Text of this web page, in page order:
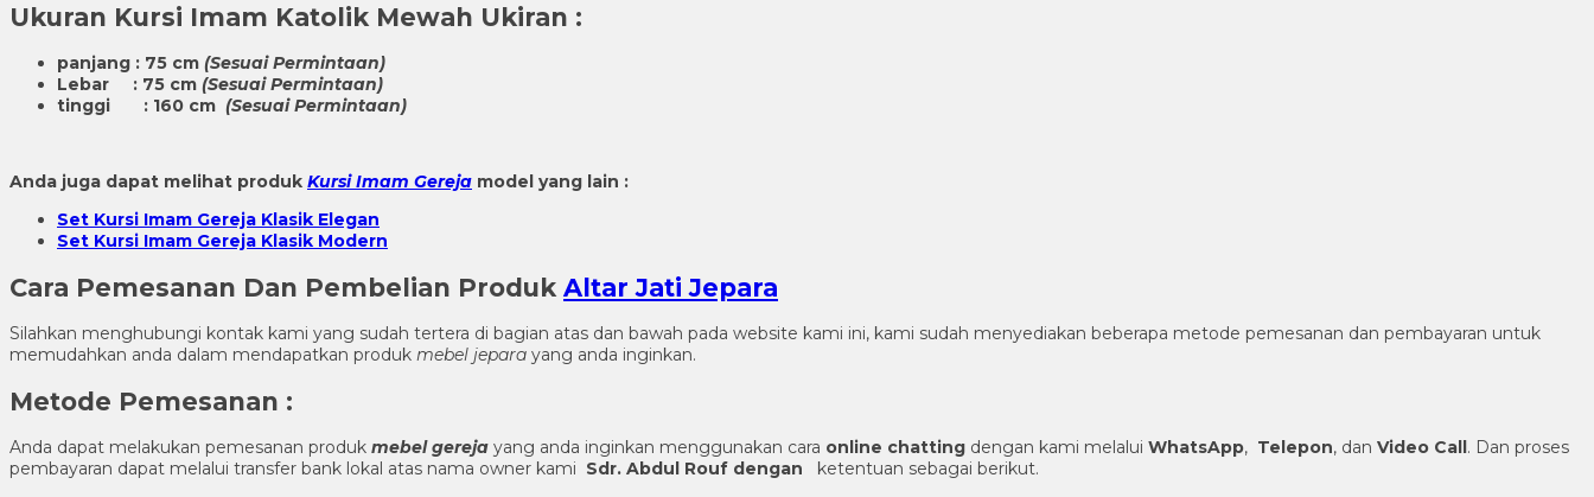
Ukuran Kursi Imam Katolik Mewah Ukiran :
panjang : 75 cm (Sesuai Permintaan)
Lebar : 75 cm (Sesuai Permintaan)
tinggi : 160 cm (Sesuai Permintaan)
Anda juga dapat melihat produk Kursi Imam Gereja model yang lain :
Set Kursi Imam Gereja Klasik Elegan
Set Kursi Imam Gereja Klasik Modern
Cara Pemesanan Dan Pembelian Produk Altar Jati Jepara
Silahkan menghubungi kontak kami yang sudah tertera di bagian atas dan bawah pada website kami ini, kami sudah menyediakan beberapa metode pemesanan dan pembayaran untuk
memudahkan anda dalam mendapatkan produk mebel jepara yang anda inginkan.
Metode Pemesanan :
Anda dapat melakukan pemesanan produk mebel gereja yang anda inginkan menggunakan cara online chatting dengan kami melalui WhatsApp, Telepon, dan Video Call. Dan proses
pembayaran dapat melalui transfer bank lokal atas nama owner kami Sdr. Abdul Rouf dengan ketentuan sebagai berikut.